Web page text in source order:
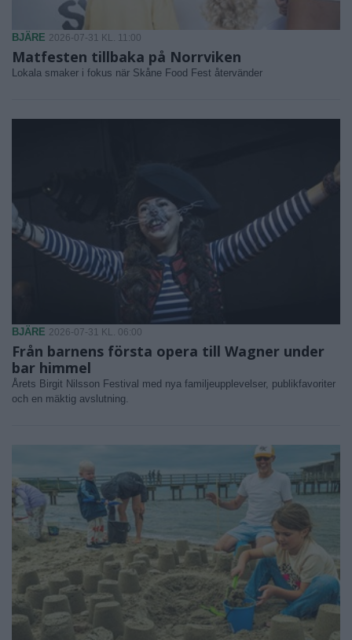
BJÄRE 2026-07-31 KL. 11:00
Matfesten tillbaka på Norrviken
Lokala smaker i fokus när Skåne Food Fest återvänder
BJÄRE 2026-07-31 KL. 06:00
Från barnens första opera till Wagner under
bar himmel
Årets Birgit Nilsson Festival med nya familjeupplevelser, publikfavoriter
och en mäktig avslutning.